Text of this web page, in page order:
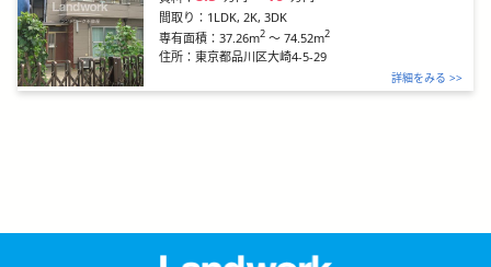
間取り： 1LDK, 2K, 3DK
専有面積：37.26m2 ～ 74.52m2
住所：東京都品川区大崎4-5-29
詳細をみる >>